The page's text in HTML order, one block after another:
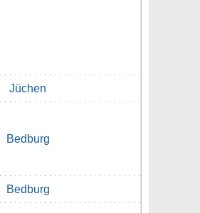
Jüchen
Bedburg
Bedburg